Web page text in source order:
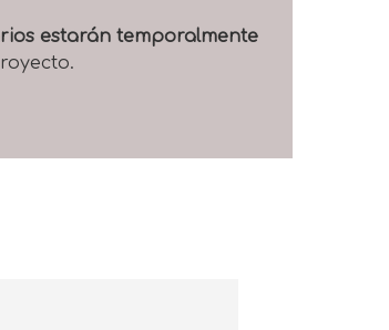
estarán temporalmente